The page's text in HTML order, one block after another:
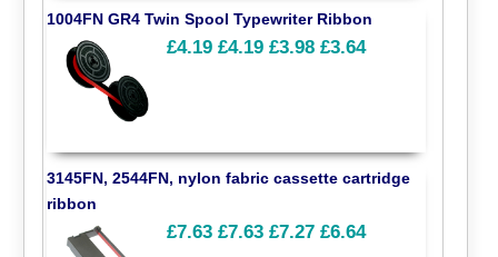
1004FN GR4 Twin Spool Typewriter Ribbon
£4.19 £4.19 £3.98 £3.64
3145FN, 2544FN, nylon fabric cassette cartridge
ribbon
£7.63 £7.63 £7.27 £6.64